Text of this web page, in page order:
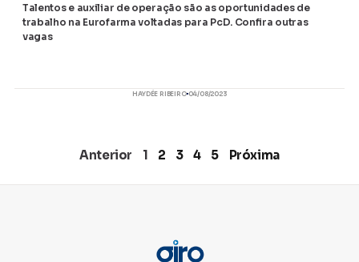
Talentos e auxiliar de operação são as oportunidades de
trabalho na Eurofarma voltadas para PcD. Confira outras
vagas
HAYDÉE RIBEIRO 04/08/2023
Anterior 1 2 3 4 5 Próxima